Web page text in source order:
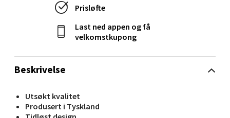
Beskrivelse
Utsøkt kvalitet
Produsert i Tyskland
Prisløfte
Last ned appen og få
velkomstkupong
Bolagsgata 1, 8514 Narvik
0 i butikk